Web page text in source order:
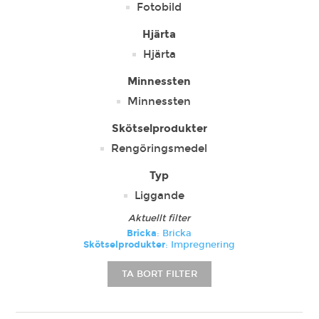
Fotobild
Hjärta
Hjärta
Minnessten
Minnessten
Skötselprodukter
Rengöringsmedel
Typ
Liggande
Aktuellt filter
Bricka: Bricka
Skötselprodukter: Impregnering
TA BORT FILTER